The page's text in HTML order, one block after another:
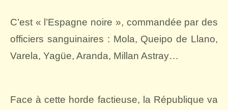
C’est « l’Espagne noire », commandée par des
officiers sanguinaires : Mola, Queipo de Llano,
Varela, Yagüe, Aranda, Millan Astray…
Face à cette horde factieuse, la République va